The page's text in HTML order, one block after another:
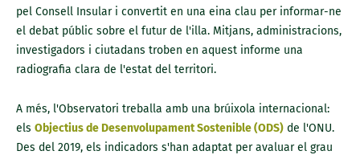
pel Consell Insular i convertit en una eina clau per informar-ne
el debat públic sobre el futur de l'illa. Mitjans, administracions,
investigadors i ciutadans troben en aquest informe una
radiografia clara de l'estat del territori.
A més, l'Observatori treballa amb una brúixola internacional:
els Objectius de Desenvolupament Sostenible (ODS) de l'ONU.
Des del 2019, els indicadors s'han adaptat per avaluar el grau